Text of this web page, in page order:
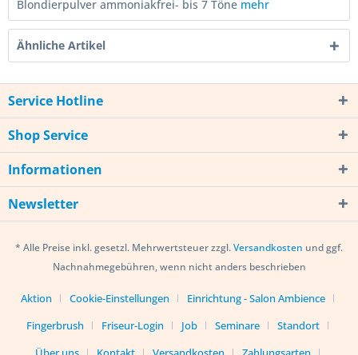
Blondierpulver ammoniakfrei- bis 7 Töne mehr
Ähnliche Artikel
Service Hotline
Shop Service
Informationen
Newsletter
* Alle Preise inkl. gesetzl. Mehrwertsteuer zzgl.Versandkosten und ggf.
Nachnahmegebühren, wenn nicht anders beschrieben
Aktion Cookie-Einstellungen
Einrichtung - Salon Ambience
Fingerbrush
Friseur-Login Job Seminare
Standort